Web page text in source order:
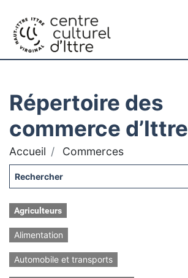
Répertoire des
commerce d’Ittre
Accueil Commerces
Agriculteurs
Alimentation
Automobile et transports